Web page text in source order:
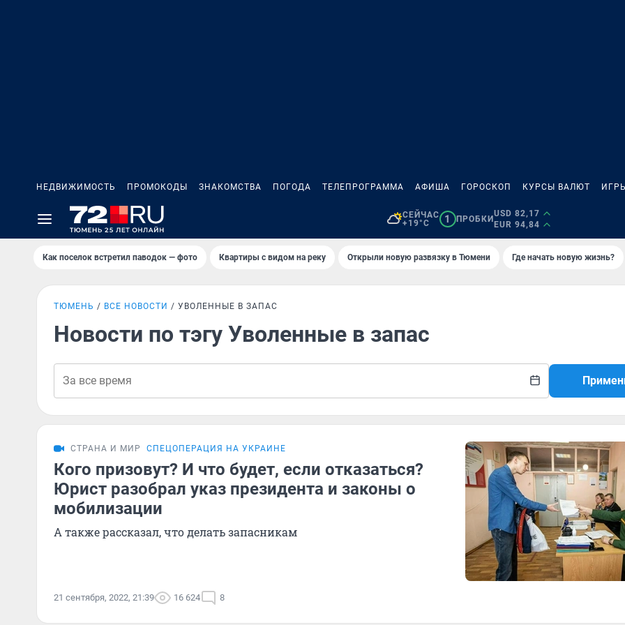
НЕДВИЖИМОСТЬ ПРОМОКОДЫ ЗНАКОМСТВА ПОГОДА ТЕЛЕПРОГРАММА АФИША ГОРОСКОП КУРСЫ ВАЛЮТ
СЕЙЧАС
+19°C
1 ПРОБКИ
USD 82,17
EUR 94,84
Как поселок встретил паводок — фото Квартиры с видом на реку Открыли новую развязку в Тюмени Где начать новую жизнь?
ТЮМЕНЬ ВСЕ НОВОСТИ УВОЛЕННЫЕ В ЗАПАС
Новости по тэгу Уволенные в запас
СТРАНА И МИР СПЕЦОПЕРАЦИЯ НА УКРАИНЕ
Кого призовут? И что будет, если отказаться?
Юрист разобрал указ президента и законы о
мобилизации
А также рассказал, что делать запасникам
21 сентября, 2022, 21:39 16 624 8